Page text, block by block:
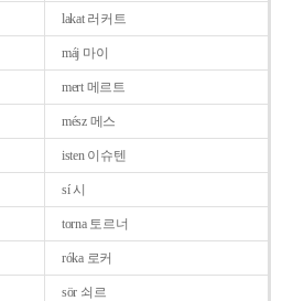
lakat 러커트
máj 마이
mert 메르트
mész 메스
isten 이슈텐
sí 시
torna 토르너
róka 로커
sör 쇠르